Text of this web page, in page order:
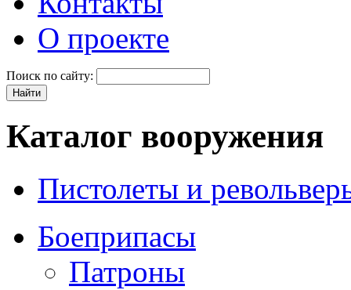
О проекте
Поиск по сайту:
Каталог вооружения
Пистолеты и
Боеприпасы
Патроны